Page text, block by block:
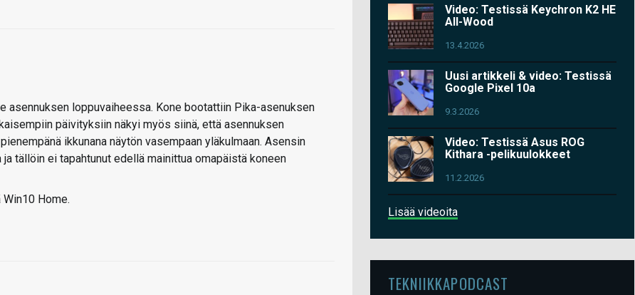
asennuksen loppuvaiheessa. Kone bootattiin Pika-asenuksen
päivityksiin näkyi myös siinä, että asennuksen
ikkunana näytön vasempaan yläkulmaan. Asensin
tällöin ei tapahtunut edellä mainittua omapäistä koneen
Home.
Video: Testissä Keychron K2 HE
All-Wood
13.4.2026
Uusi artikkeli & video: Testissä
Google Pixel 10a
9.3.2026
Video: Testissä Asus ROG
Kithara -pelikuulokkeet
11.2.2026
Lisää videoita
TEKNIIKKAPODCAST